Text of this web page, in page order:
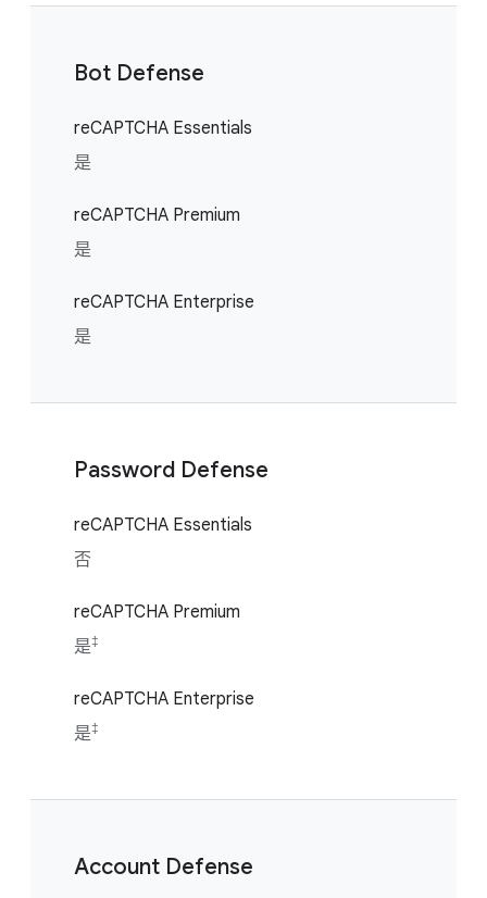
Bot Defense
reCAPTCHA Essentials
是
reCAPTCHA Premium
是
reCAPTCHA Enterprise
是
Password Defense
reCAPTCHA Essentials
否
reCAPTCHA Premium
是‡
reCAPTCHA Enterprise
是‡
Account Defense